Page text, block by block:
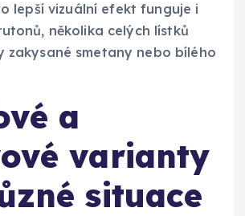
lepší vizuální efekt funguje i
několika celých lístků
zakysané smetany nebo bílého
a
varianty
situace